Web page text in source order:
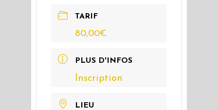
TARIF
80,00€
PLUS D'INFOS
Inscription
LIEU